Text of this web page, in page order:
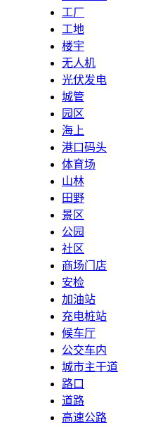
工厂
工地
楼宇
无人机
光伏发电
城管
园区
海上
港口码头
体育场
山林
田野
景区
公园
社区
商场门店
安检
加油站
充电桩站
候车厅
公交车内
城市主干道
路口
道路
高速公路